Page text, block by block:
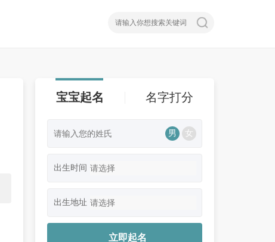
宝宝起名 名字打分
男 女
出生时间
出生地址
立即起名